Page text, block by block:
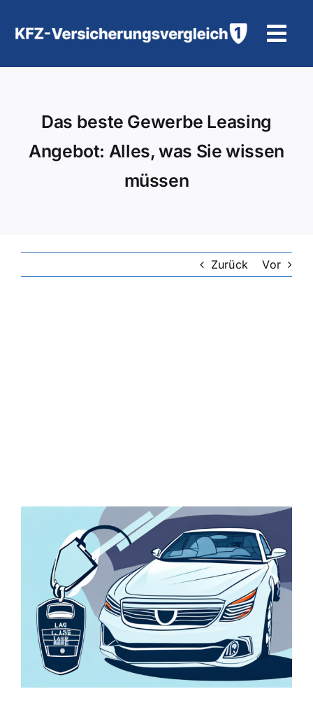
Inhalt
Motorradversicherung
Das beste Gewerbe Leasing
Angebot: Alles, was Sie wissen
müssen
Zurück Vor
grösseres